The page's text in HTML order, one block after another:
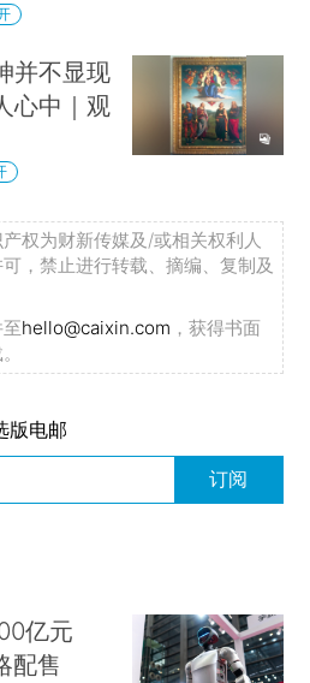
并不显现
心中｜观
权为财新传媒及/或相关权利人
，禁止进行转载、摘编、复制及
hello@caixin.com ，获得书面
版电邮
订阅
亿元
配售